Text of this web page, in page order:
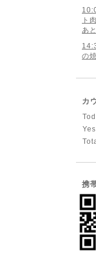
ト
あ
の
カ
携